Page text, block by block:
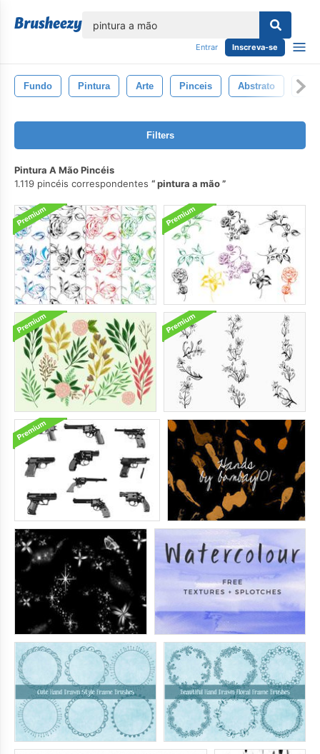
Entrar Inscreva-se
Fundo Pintura Arte Pinceis Abstrato
Filters
Pintura A Mão Pincéis
1.119 pincéis correspondentes
pintura a mão